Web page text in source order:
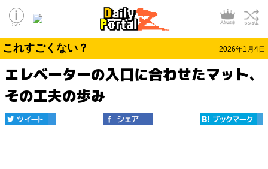
これすごくない？ 2026年1月4日
エレベーターの入口に合わせたマット、
その工夫の歩み